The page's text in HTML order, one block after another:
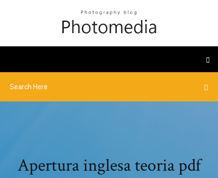
Apertura inglesa teoria pdf